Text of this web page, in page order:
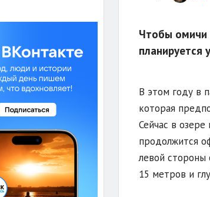
Чтобы омичи
планируется
В этом году в
которая
Сейчас в
продолжится
левой стороны
15 метров и